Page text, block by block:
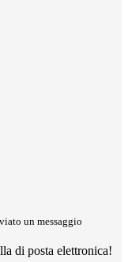
un messaggio
di posta elettronica!